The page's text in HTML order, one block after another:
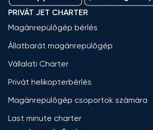
PRIVÁT JET CHARTER
Magánrepülőgép bérlés
Állatbarát magánrepülőgép
Vállalati Charter
Privát helikopterbérlés
Magánrepülőgép csoportok számára
Last minute charter